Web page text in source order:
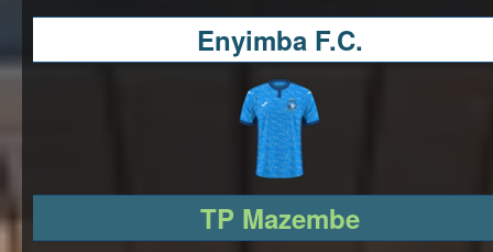
Enyimba F.C.
TP Mazembe